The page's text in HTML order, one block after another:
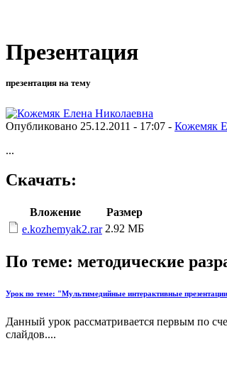
Презентация
презентация на тему
Опубликовано 25.12.2011 - 17:07 - Кожемяк
...
Скачать:
Вложение
Размер
e.kozhemyak2.rar 2.92 МБ
По теме: методические
Урок по теме: "Мультимедийные интерактивные
Данный урок рассматривается первым по
слайдов....